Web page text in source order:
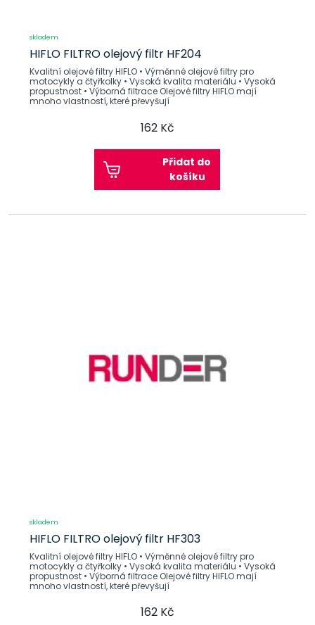
skladem
HIFLO FILTRO olejový filtr HF204
Kvalitní olejové filtry HIFLO • Výměnné olejové filtry pro
motocykly a čtyřkolky • Vysoká kvalita materiálu • Vysoká
propustnost • Výborná filtrace Olejové filtry HIFLO mají
mnoho vlastností, které převyšují
162 Kč
Přidat do
košíku
skladem
HIFLO FILTRO olejový filtr HF303
Kvalitní olejové filtry HIFLO • Výměnné olejové filtry pro
motocykly a čtyřkolky • Vysoká kvalita materiálu • Vysoká
propustnost • Výborná filtrace Olejové filtry HIFLO mají
mnoho vlastností, které převyšují
162 Kč